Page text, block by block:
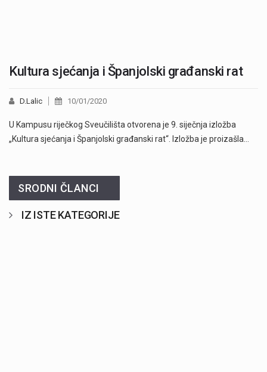
Kultura sjećanja i Španjolski građanski rat
D.Lalic 10/01/2020
U Kampusu riječkog Sveučilišta otvorena je 9. siječnja izložba
„Kultura sjećanja i Španjolski građanski rat“. Izložba je proizašla…
SRODNI ČLANCI
IZ ISTE KATEGORIJE